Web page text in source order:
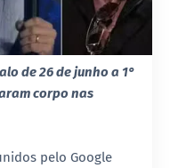
de 26 de junho a 1°
corpo nas
pelo Google